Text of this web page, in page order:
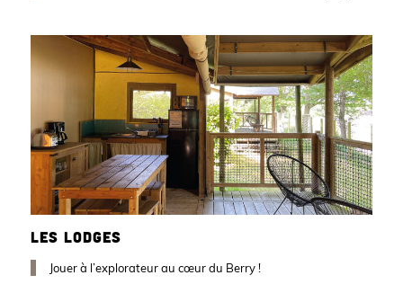
LES LODGES
Jouer à l’explorateur au cœur du Berry !